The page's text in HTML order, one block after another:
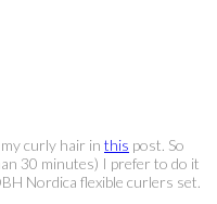
curly hair in this post. So
30 minutes) I prefer to do it
Nordica flexible curlers set.